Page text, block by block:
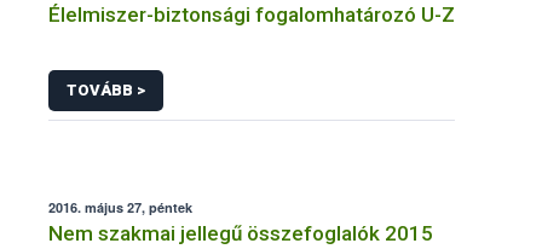
Élelmiszer-biztonsági fogalomhatározó U-Z
TOVÁBB >
2016. május 27, péntek
Nem szakmai jellegű összefoglalók 2015